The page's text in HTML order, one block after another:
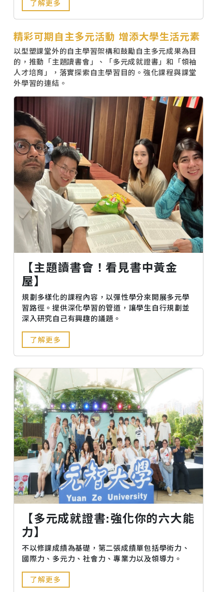
了解更多
精彩可期自主多元活動 增添大學生活元素
以型塑課堂外的自主學習架構和鼓勵自主多元成果為目
的，推動「主題讀書會」、「多元成就證書」和「領袖
人才培育」，落實探索自主學習目的。強化課程與課堂
外學習的連結。
【主題讀書會！看見書中黃金
屋】
規劃多樣化的課程內容，以彈性學分來開展多元學
習路徑。提供深化學習的管道，讓學生自行規劃並
深入研究自己有興趣的議題。
了解更多
【多元成就證書:強化你的六大能
力】
不以修課成績為基礎，第二張成績單包括學術力、
國際力、多元力、社會力、專業力以及領導力。
了解更多